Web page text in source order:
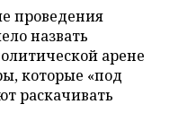
проведения
назвать
арене
которые «под
раскачивать